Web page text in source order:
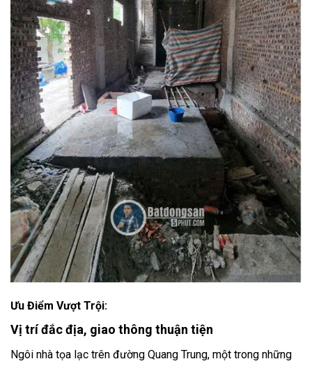
Ưu Điểm Vượt Trội:
Vị trí đắc địa, giao thông thuận tiện
Ngôi nhà tọa lạc trên đường Quang Trung, một trong những